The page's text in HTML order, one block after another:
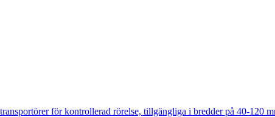
för kontrollerad rörelse, tillgängliga i bredder på 40-120